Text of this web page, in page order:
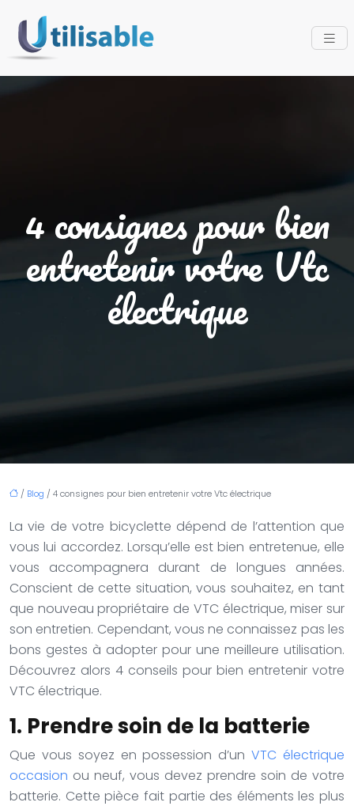
4 consignes pour bien
entretenir votre Vtc
électrique
/ Blog / 4 consignes pour bien entretenir votre Vtc électrique
La vie de votre bicyclette dépend de l’attention que
vous lui accordez. Lorsqu’elle est bien entretenue, elle
vous accompagnera durant de longues années.
Conscient de cette situation, vous souhaitez, en tant
que nouveau propriétaire de VTC électrique, miser sur
son entretien. Cependant, vous ne connaissez pas les
bons gestes à adopter pour une meilleure utilisation.
Découvrez alors 4 conseils pour bien entretenir votre
VTC électrique.
1. Prendre soin de la batterie
Que vous soyez en possession d’unVTC électrique
occasion ou neuf, vous devez prendre soin de votre
batterie. Cette pièce fait partie des éléments les plus